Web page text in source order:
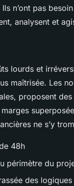
n’ont pas
analysent et
lourds et
maîtrisée. Les
proposent
ne s’y
48h
périmètre du
des logiques